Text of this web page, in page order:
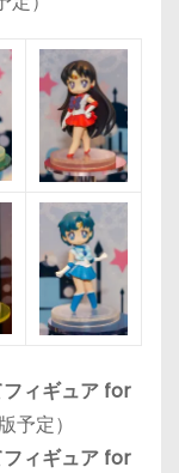
ィギュア for
予定）
ィギュア for